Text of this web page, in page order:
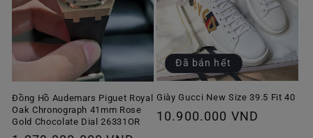
Đồng Hồ Audemars Piguet Royal
Oak Chronograph 41mm Rose
Gold Chocolate Dial 26331OR
Đã bán hết
Giày Gucci New Size 39.5 Fit 40
Giá
10.900.000 VND